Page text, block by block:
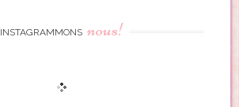
INSTAGRAMMONS nous!